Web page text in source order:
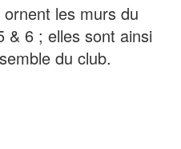
les murs du
& 6 ; elles sont ainsi
du club.